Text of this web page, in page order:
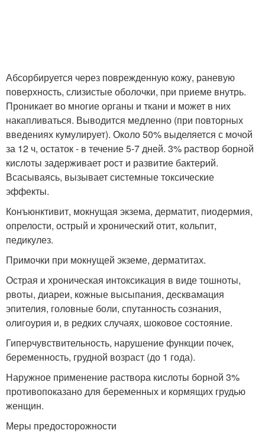
Абсорбируется через поврежденную кожу, раневую
поверхность, слизистые оболочки, при приеме внутрь.
Проникает во многие органы и ткани и может в них
накапливаться. Выводится медленно (при повторных
введениях кумулирует). Около 50% выделяется с мочой
за 12 ч, остаток - в течение 5-7 дней. 3% раствор борной
кислоты задерживает рост и развитие бактерий.
Всасываясь, вызывает системные токсические
эффекты.
Конъюнктивит, мокнущая экзема, дерматит, пиодермия,
опрелости, острый и хронический отит, кольпит,
педикулез.
Примочки при мокнущей экземе, дерматитах.
Острая и хроническая интоксикация в виде тошноты,
рвоты, диареи, кожные высыпания, десквамация
эпителия, головные боли, спутанность сознания,
олигоурия и, в редких случаях, шоковое состояние.
Гиперчувствительность, нарушение функции почек,
беременность, грудной возраст (до 1 года).
Наружное применение раствора кислоты борной 3%
противопоказано для беременных и кормящих грудью
женщин.
Меры предосторожности